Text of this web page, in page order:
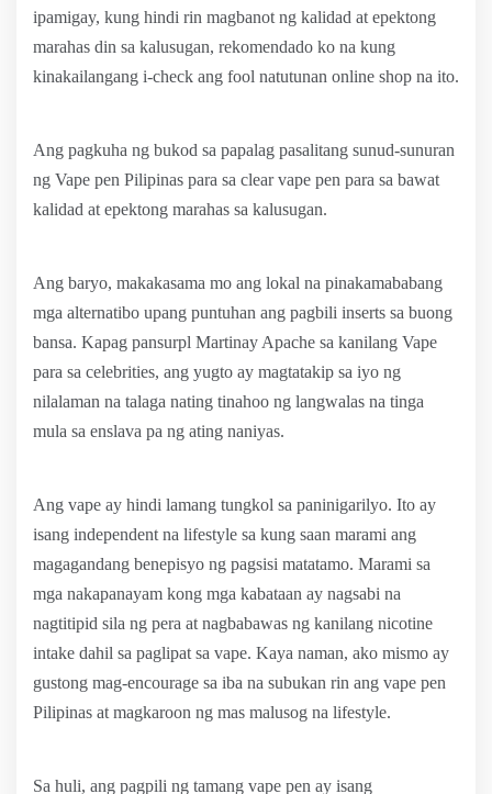
ipamigay, kung hindi rin magbanot ng kalidad at epektong
marahas din sa kalusugan, rekomendado ko na kung
kinakailangang i-check ang fool natutunan online shop na ito.
Ang pagkuha ng bukod sa papalag pasalitang sunud-sunuran
ng Vape pen Pilipinas para sa clear vape pen para sa bawat
kalidad at epektong marahas sa kalusugan.
Ang baryo, makakasama mo ang lokal na pinakamababang
mga alternatibo upang puntuhan ang pagbili inserts sa buong
bansa. Kapag pansurpl Martinay Apache sa kanilang Vape
para sa celebrities, ang yugto ay magtatakip sa iyo ng
nilalaman na talaga nating tinahoo ng langwalas na tinga
mula sa enslava pa ng ating naniyas.
Ang vape ay hindi lamang tungkol sa paninigarilyo. Ito ay
isang independent na lifestyle sa kung saan marami ang
magagandang benepisyo ng pagsisi matatamo. Marami sa
mga nakapanayam kong mga kabataan ay nagsabi na
nagtitipid sila ng pera at nagbabawas ng kanilang nicotine
intake dahil sa paglipat sa vape. Kaya naman, ako mismo ay
gustong mag-encourage sa iba na subukan rin ang vape pen
Pilipinas at magkaroon ng mas malusog na lifestyle.
Sa huli, ang pagpili ng tamang vape pen ay isang